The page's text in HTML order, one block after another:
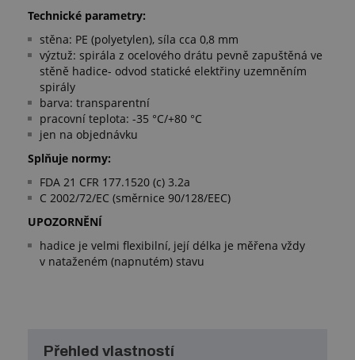
Technické parametry:
stěna: PE (polyetylen), síla cca 0,8 mm
výztuž: spirála z ocelového drátu pevně zapuštěná ve
stěně hadice- odvod statické elektřiny uzemněním
spirály
barva: transparentní
pracovní teplota: -35 °C/+80 °C
jen na objednávku
Splňuje normy:
FDA 21 CFR 177.1520 (c) 3.2a
C 2002/72/EC (směrnice 90/128/EEC)
UPOZORNĚNÍ
hadice je velmi flexibilní, její délka je měřena vždy
v nataženém (napnutém) stavu
Přehled vlastností